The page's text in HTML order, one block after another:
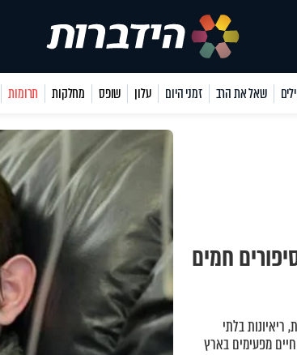
שאל את הרב זמני היום עלון שופס מחלקות תרומות
חמים
ריאיונות בלתי
מפעימים בארץ